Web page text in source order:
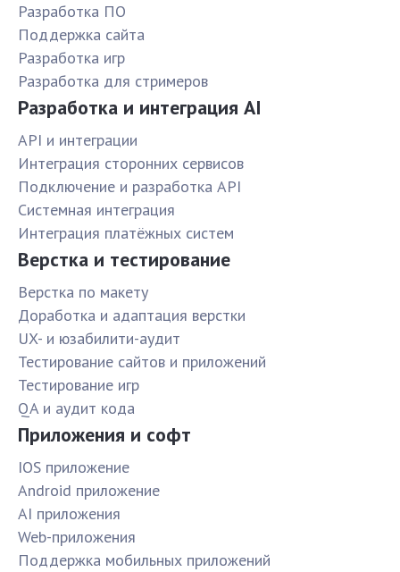
Разработка ПО
Поддержка сайта
Разработка игр
Разработка для стримеров
Разработка и интеграция AI
API и интеграции
Интеграция сторонних сервисов
Подключение и разработка API
Системная интеграция
Интеграция платёжных систем
Верстка и тестирование
Верстка по макету
Доработка и адаптация верстки
UX- и юзабилити-аудит
Тестирование сайтов и приложений
Тестирование игр
QA и аудит кода
Приложения и софт
IOS приложение
Android приложение
AI приложения
Web-приложения
Поддержка мобильных приложений